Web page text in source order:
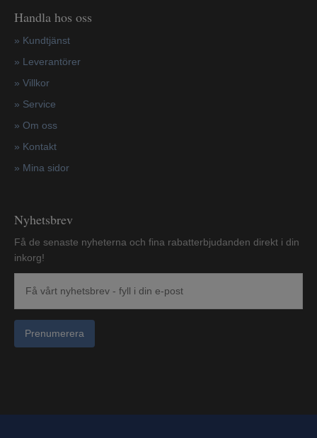
Handla hos oss
» Kundtjänst
» Leverantörer
» Villkor
» Service
» Om oss
» Kontakt
» Mina sidor
Nyhetsbrev
Få de senaste nyheterna och fina rabatterbjudanden direkt i din
inkorg!
Prenumerera